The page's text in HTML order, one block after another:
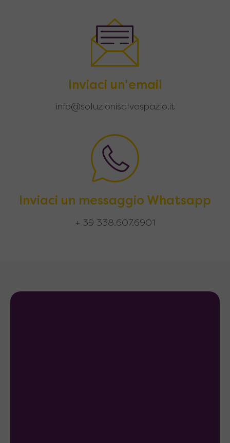
Inviaci un'email
info@soluzionisalvaspazio.it
Inviaci un messaggio Whatsapp
+ 39 338.607.6901